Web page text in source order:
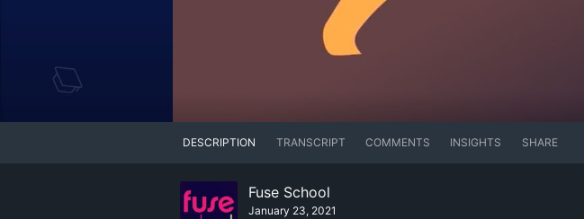
DESCRIPTION TRANSCRIPT COMMENTS INSIGHTS SHARE
Fuse School
January 23, 2021